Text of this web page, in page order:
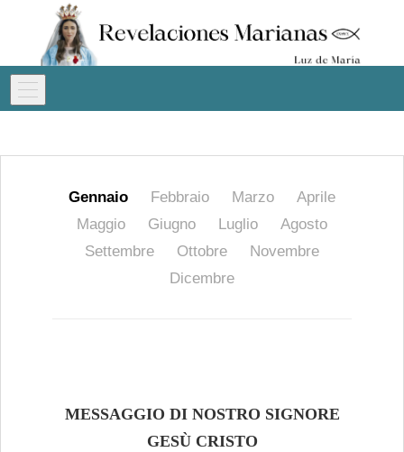
Gennaio Febbraio Marzo
Aprile
Maggio
Giugno Luglio
Agosto
Settembre
Ottobre
Novembre
Dicembre
MESSAGGIO DI NOSTRO SIGNORE
GESÙ CRISTO